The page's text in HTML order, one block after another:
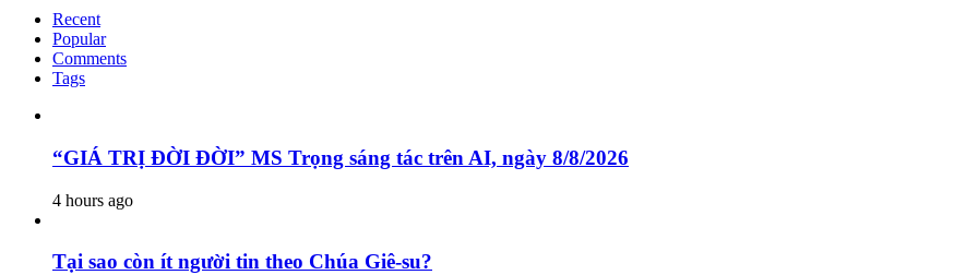
Recent
Popular
Comments
Tags
“GIÁ TRỊ ĐỜI ĐỜI” MS Trọng sáng tác trên AI, ngày 8/8/2026
4 hours ago
Tại sao còn ít người tin theo Chúa Giê-su?